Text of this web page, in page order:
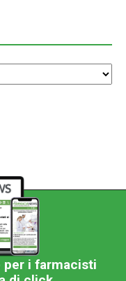
i farmacisti